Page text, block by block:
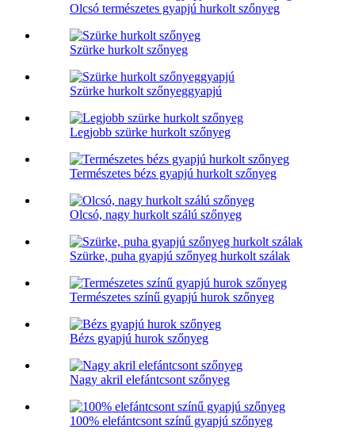
Olcsó természetes gyapjú hurkolt szőnyeg
Szürke hurkolt szőnyeg
Szürke hurkolt szőnyeggyapjú
Legjobb szürke hurkolt szőnyeg
Természetes bézs gyapjú hurkolt szőnyeg
Olcsó, nagy hurkolt szálú szőnyeg
Szürke, puha gyapjú szőnyeg hurkolt szálak
Természetes színű gyapjú hurok szőnyeg
Bézs gyapjú hurok szőnyeg
Nagy akril elefántcsont szőnyeg
100% elefántcsont színű gyapjú szőnyeg